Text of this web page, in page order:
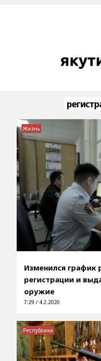
Изменился график
регистрации и
оружие
7:29 / 4.2.2020
Жизнь
Республика